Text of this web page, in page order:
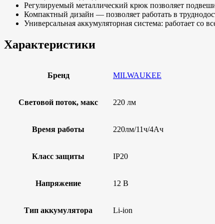
Регулируемый металлический крюк позволяет
Компактный дизайн — позволяет работать в
Универсальная аккумуляторная система: работает
Характеристики
Бренд MILWAUKEE
Световой поток, макс 220 лм
Время работы 220лм/11ч/4Ач
Класс защиты IP20
Напряжение 12 В
Тип аккумулятора Li-ion